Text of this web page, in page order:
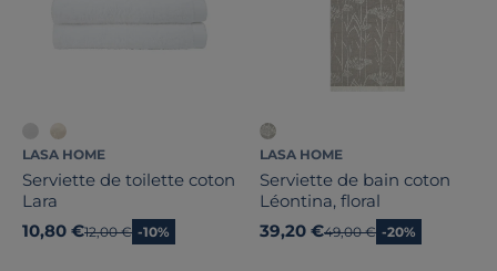
LASA HOME
Serviette de toilette coton
Lara
10,80 €Ancien prix
12,00 € -10%
LASA HOME
Serviette de bain coton
Léontina, floral
39,20 €Ancien prix
49,00 € -20%